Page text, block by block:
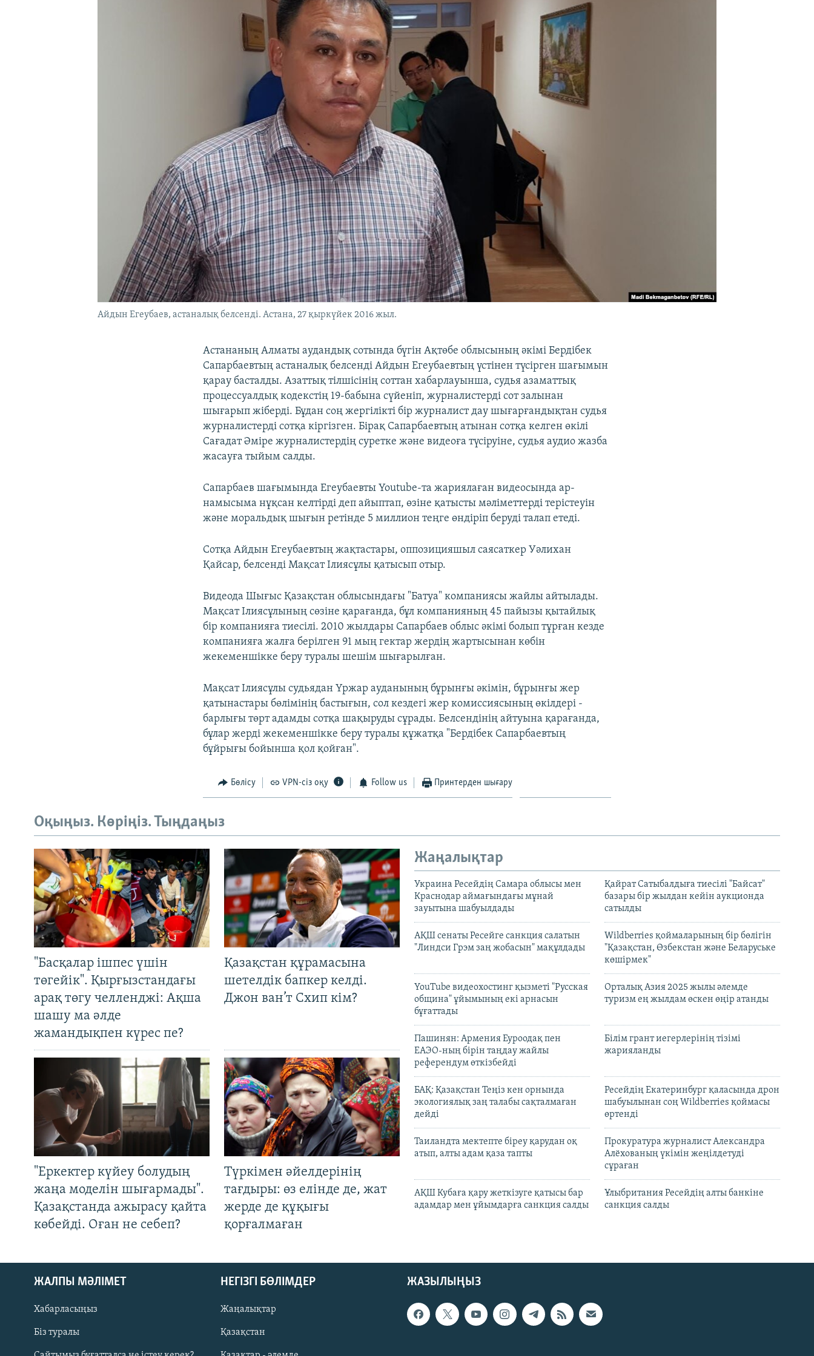
Русский
Айдын Егеубаев, астаналық белсенді. Астана, 27 қыркүйек 2016 жыл.
Астананың Алматы аудандық сотында бүгін Ақтөбе облысының әкімі Бердібек
Сапарбаевтың астаналық белсенді Айдын Егеубаевтың үстінен түсірген шағымын
қарау басталды. Азаттық тілшісінің соттан хабарлауынша, судья азаматтық
процессуалдық кодекстің 19-бабына сүйеніп, журналистерді сот залынан
шығарып жіберді. Бұдан соң жергілікті бір журналист дау шығарғандықтан судья
журналистерді сотқа кіргізген. Бірақ Сапарбаевтың атынан сотқа келген өкілі
Сағадат Әміре журналистердің суретке және видеоға түсіруіне, судья аудио жазба
жасауға тыйым салды.
Сапарбаев шағымында Егеубаевты Youtube-та жариялаған видеосында ар-
намысыма нұқсан келтірді деп айыптап, өзіне қатысты мәліметтерді терістеуін
және моральдық шығын ретінде 5 миллион теңге өндіріп беруді талап етеді.
Сотқа Айдын Егеубаевтың жақтастары, оппозицияшыл саясаткер Уәлихан
Қайсар, белсенді Мақсат Ілиясұлы қатысып отыр.
Видеода Шығыс Қазақстан облысындағы "Батуа" компаниясы жайлы айтылады.
Мақсат Ілиясұлының сөзіне қарағанда, бұл компанияның 45 пайызы қытайлық
бір компанияға тиесілі. 2010 жылдары Сапарбаев облыс әкімі болып тұрған кезде
компанияға жалға берілген 91 мың гектар жердің жартысынан көбін
жекеменшікке беру туралы шешім шығарылған.
Мақсат Ілиясұлы судьядан Үржар ауданының бұрынғы әкімін, бұрынғы жер
қатынастары бөлімінің бастығын, сол кездегі жер комиссиясының өкілдері -
барлығы төрт адамды сотқа шақыруды сұрады. Белсендінің айтуына қарағанда,
бұлар жерді жекеменшікке беру туралы құжатқа "Бердібек Сапарбаевтың
бұйрығы бойынша қол қойған".
Бөлісу VPN-сіз оқу Follow us Принтерден шығару
Оқыңыз. Көріңіз. Тыңдаңыз
"Басқалар ішпес үшін
төгейік". Қырғызстандағы
арақ төгу челленджі: Ақша
шашу ма әлде
жамандықпен күрес пе?
Қазақстан құрамасына
шетелдік бапкер келді.
Джон ван’т Схип кім?
"Еркектер күйеу болудың
жаңа моделін шығармады".
Қазақстанда ажырасу қайта
көбейді. Оған не себеп?
Түркімен әйелдерінің
тағдыры: өз елінде де, жат
жерде де құқығы
қорғалмаған
Жаңалықтар
Украина Ресейдің Самара облысы мен
Краснодар аймағындағы мұнай
зауытына шабуылдады
Қайрат Сатыбалдыға тиесілі "Байсат"
базары бір жылдан кейін аукционда
сатылды
АҚШ сенаты Ресейге санкция салатын
"Линдси Грэм заң жобасын" мақұлдады
Wildberries қоймаларының бір бөлігін
"Қазақстан, Өзбекстан және Беларуське
көшірмек"
YouTube видеохостинг қызметі "Русская
община" ұйымының екі арнасын
бұғаттады
Орталық Азия 2025 жылы әлемде
туризм ең жылдам өскен өңір атанды
Пашинян: Армения Еуроодақ пен
ЕАЭО-ның бірін таңдау жайлы
референдум өткізбейді
Білім грант иегерлерінің тізімі
жарияланды
БАҚ: Қазақстан Теңіз кен орнында
экологиялық заң талабы сақталмаған
дейді
Ресейдің Екатеринбург қаласында дрон
шабуылынан соң Wildberries қоймасы
өртенді
Таиландта мектепте біреу қарудан оқ
атып, алты адам қаза тапты
Прокуратура журналист Александра
Алёхованың үкімін жеңілдетуді
сұраған
АҚШ Кубаға қару жеткізуге қатысы бар
адамдар мен ұйымдарға санкция салды
Ұлыбритания Ресейдің алты банкіне
санкция салды
ЖАЗЫЛЫҢЫЗ
ЖАЛПЫ МӘЛІМЕТ
Хабарласыңыз
Біз туралы
НЕГІЗГІ БӨЛІМДЕР
Жаңалықтар
Қазақстан